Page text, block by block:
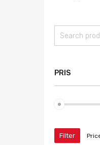
PRIS
Filter